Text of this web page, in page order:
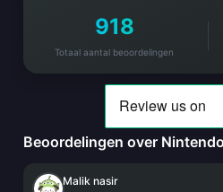
918
Totaal aantal beoordelingen
Beoordelingen over
Malik nasir